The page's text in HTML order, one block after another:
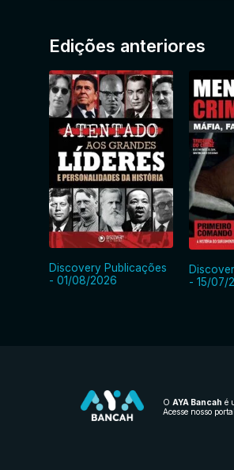
Edições anteriores
Discovery Publicações
- 01/08/2026
- 15/07/
O AYA Bancah é
Acesse nosso portal